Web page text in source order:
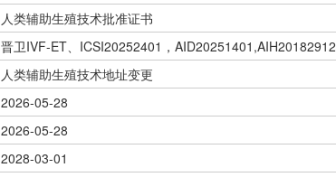
人类辅助生殖技术批准证书
晋卫IVF-ET、ICSI20252401，AID20251401,AIH20182912
人类辅助生殖技术地址变更
2026-05-28
2026-05-28
2028-03-01